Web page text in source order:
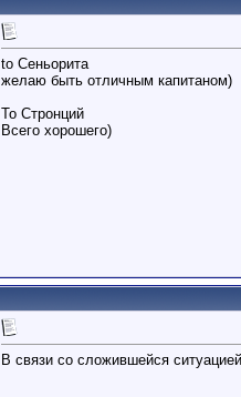
to Сеньорита
желаю быть отличным капитаном)
To Стронций
Всего хорошего)
В связи со сложившейся